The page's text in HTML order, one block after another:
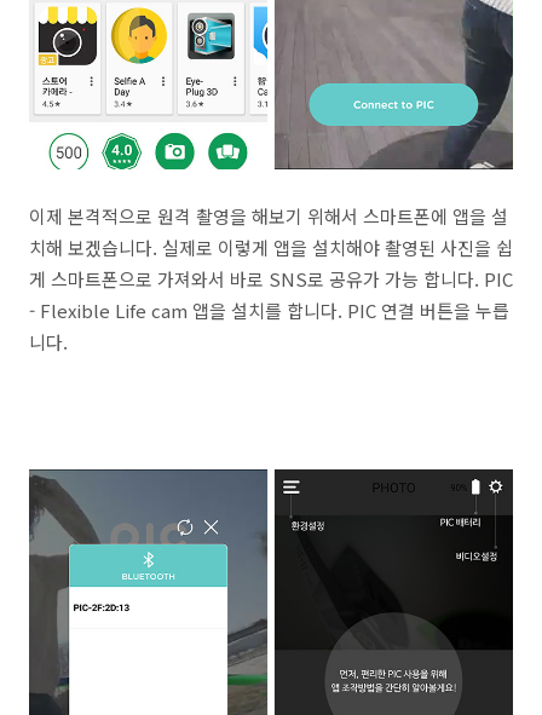
이제 본격적으로 원격 촬영을 해보기 위해서 스마트폰에 앱을 설
치해 보겠습니다. 실제로 이렇게 앱을 설치해야 촬영된 사진을 쉽
게 스마트폰으로 가져와서 바로 SNS로 공유가 가능 합니다. PIC
- Flexible Life cam 앱을 설치를 합니다. PIC 연결 버튼을 누릅
니다.